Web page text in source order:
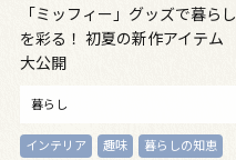
「ミッフィー」グッズで暮らし
を彩る！ 初夏の新作アイテム
大公開
暮らし
インテリア 趣味 暮らしの知恵